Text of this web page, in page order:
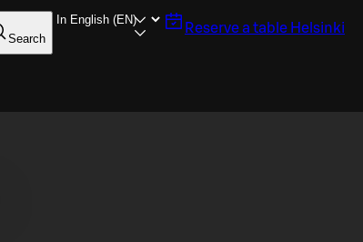
Search
Reserve a table Helsinki